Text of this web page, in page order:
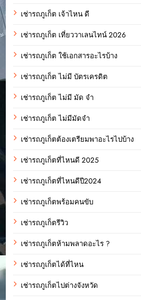
เช่ารถภูเก็ต เจ้าไหน ดี
เช่ารถภูเก็ต เที่ยววาเลนไทน์ 2026
เช่ารถภูเก็ต ใช้เอกสารอะไรบ้าง
เช่ารถภูเก็ต ไม่มี บัตรเครดิต
เช่ารถภูเก็ต ไม่มี มัด จํา
เช่ารถภูเก็ต ไม่มีมัดจำ
เช่ารถภูเก็ตต้องเตรียมพาอะไรไปบ้าง
เช่ารถภูเก็ตที่ไหนดี 2025
เช่ารถภูเก็ตที่ไหนดีปี2024
เช่ารถภูเก็ตพร้อมคนขับ
เช่ารถภูเก็ตรีวิว
เช่ารถภูเก็ตห้ามพลาดอะไร ?
เช่ารถภูเก็ตได้ที่ไหน
เช่ารถภูเก็ตไปต่างจังหวัด